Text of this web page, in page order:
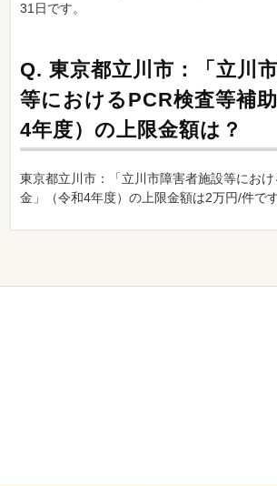
31日です。
Q. 東京都立川市：「立川
等におけるPCR検査等補
4年度）の上限金額は？
東京都立川市：「立川市障害者施設等にお
金」（令和4年度）の上限金額は2万円/件です